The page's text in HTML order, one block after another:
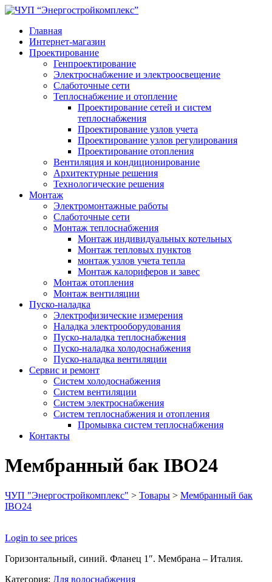
Главная
Интернет-магазин
Проектирование
Генпроектирование
Электроснабжение и электроосвещение
Слаботочные сети
Теплоснабжение и отопление
Проектирование сетей и систем
теплоснабжения
Проектирование узлов учета
Проектирование узлов регулирования
Проектирование отопления
Вентиляция и кондиционирование
Архитектурные решения
Технологические решения
Монтаж
Электромонтажные работы
Слаботочные сети
Монтаж теплоснабжения
Монтаж индивидуальных котельных
Монтаж тепловых пунктов
монтаж узлов учета тепла
Монтаж калориферов и завес
Монтаж отопления
Монтаж вентиляции
Пуско-наладка
Электрофизические измерения
Наладка электрооборудования
Пуско-наладка теплоснабжения
Пуско-наладка холодоснабжения
Пуско-наладка вентиляции
Сервис и ремонт
Систем холодоснабжения
Систем вентиляции
Систем электроснабжения
Систем теплоснабжения и отопления
Промывка систем теплоснабжения
Контакты
Мембранный бак IBO24
ЧУП "Энергостройкомплекс" > Товары > Мембранный бак
IBO24
Login to see prices
Горизонтальный, синий. Фланец 1″. Мембрана – Италия.
Категория: Для водоснабжения